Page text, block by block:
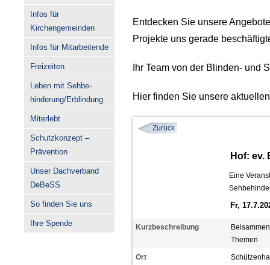
Infos für
Kirchengemeinden
Infos für Mitarbeitende
Freizeiten
Leben mit Sehbe-
hinderung/Erblindung
Miterlebt
Schutzkonzept –
Prävention
Unser Dachverband
DeBeSS
So finden Sie uns
Ihre Spende
Entdecken Sie unsere
Projekte uns gerade
Ihr Team von der Blinden- und
Hier finden Sie unsere
Zurück
Hof: ev.
Eine
Fr,
Kurzbeschreibung
Themen
Ort